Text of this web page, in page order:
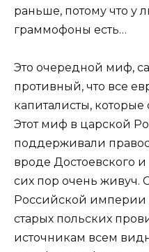
раньше, потому что у
граммофоны есть…
Это очередной миф,
противный, что все
капиталисты,
Этот миф в царской
поддерживали
вроде Достоевского
сих пор очень
Российской
старых польских
источникам всем